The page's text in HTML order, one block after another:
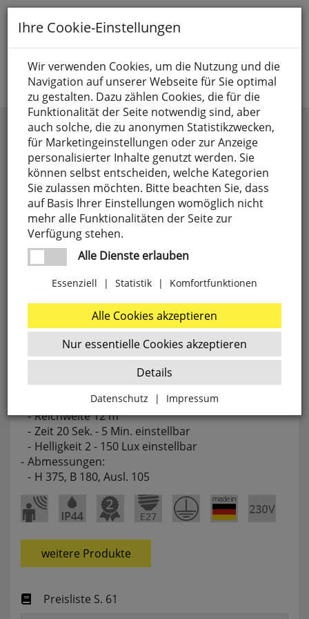
Toggle
Suche nach
Jetzt anmelden
Außenwandleuchten mit Sensor
Außenwandleuchte,1xE27/75W,mit
Edelstahl
Unterteil Aluminiumguss
mit Bewegungsmelder:
Erfassungswinkel 360°
Reichweite 12 m
Zeit 20 Sek. - 5 Min. einstellbar
Helligkeit 2 - 150 Lux einstellbar
Abmessungen:
H 375, B 180, Ausl. 105
weitere Produkte
Preisliste S. 61
Ihre Cookie-Einstellungen
Wir verwenden Cookies, um die Nutzung und die
Navigation auf unserer Webseite für Sie optimal
zu gestalten. Dazu zählen Cookies, die für die
Funktionalität der Seite notwendig sind, aber
auch solche, die zu anonymen Statistikzwecken,
für Marketingeinstellungen oder zur Anzeige
personalisierter Inhalte genutzt werden. Sie
können selbst entscheiden, welche Kategorien
Sie zulassen möchten. Bitte beachten Sie, dass
auf Basis Ihrer Einstellungen womöglich nicht
mehr alle Funktionalitäten der Seite zur
Verfügung stehen.
Alle Dienste erlauben
Essenziell | Statistik | Komfortfunktionen
Alle Cookies akzeptieren
Nur essentielle Cookies akzeptieren
Details
Datenschutz | Impressum
Zurück
Essenziell
websale_ac
ws8_pferdekaemper_01-aa_sid
Shops.
websale_useragreement
websale_useragreement_optin_referercookie
websale_useragreement_optin_google_tag_manager